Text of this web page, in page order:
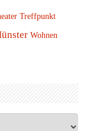
Treffpunkt
Wohnen